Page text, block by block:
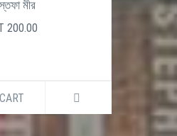
মীর
200.00
CART DETAILS